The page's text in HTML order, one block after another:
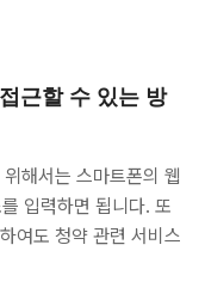
근할 수 있는 방
해서는 스마트폰의 웹
입력하면 됩니다. 또
여도 청약 관련 서비스